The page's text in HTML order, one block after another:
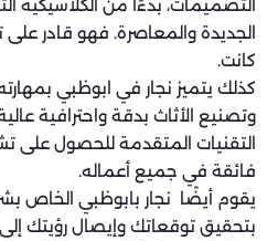
التصميمات، بدءًا من الكلاسيكية
الجديدة والمعاصرة. فهو قادر على
كانت.
كذلك يتميز نجار في ابوظبي
وتصنيع الأثاث بدقة واحترافية
التقنيات المتقدمة للحصول على
فائقة في جميع أعماله.
يقوم أيضًا نجار بابوظبي الخاص
بتحقيق توقعاتك وإيصال رؤيتك